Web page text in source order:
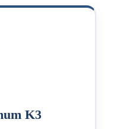
K3